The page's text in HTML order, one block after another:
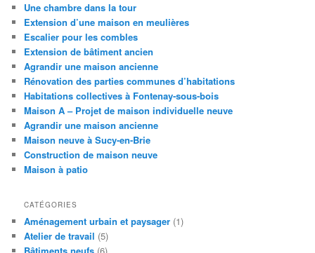
Une chambre dans la tour
Extension d’une maison en meulières
Escalier pour les combles
Extension de bâtiment ancien
Agrandir une maison ancienne
Rénovation des parties communes d’habitations
Habitations collectives à Fontenay-sous-bois
Maison A – Projet de maison individuelle neuve
Agrandir une maison ancienne
Maison neuve à Sucy-en-Brie
Construction de maison neuve
Maison à patio
CATÉGORIES
Aménagement urbain et paysager (1)
Atelier de travail (5)
Bâtiments neufs (6)